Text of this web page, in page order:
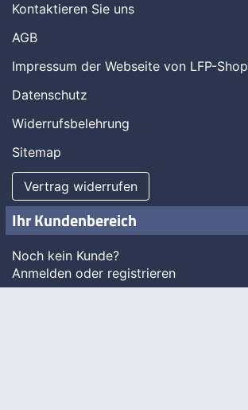
Kontaktieren Sie uns
AGB
Impressum der Webseite von LFP-Shop
Datenschutz
Widerrufsbelehrung
Sitemap
Vertrag widerrufen
Ihr Kundenbereich
Noch kein Kunde?
Anmelden oder registrieren